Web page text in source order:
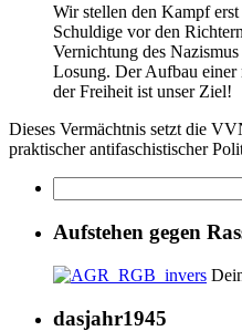
Wir stellen den Kampf
Schuldige vor den
Vernichtung des
Losung. Der Aufbau einer
der Freiheit ist unser Ziel!
Dieses Vermächtnis setzt die
praktischer antifaschistischer
Aufstehen gegen
dasjahr1945